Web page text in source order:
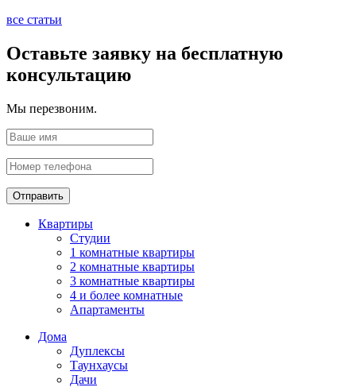
все статьи
Оставьте заявку на бесплатную
консультацию
Мы перезвоним.
Отправить
Квартиры
Студии
1 комнатные квартиры
2 комнатные квартиры
3 комнатные квартиры
4 и более комнатные
Апартаменты
Дома
Дуплексы
Таунхаусы
Дачи